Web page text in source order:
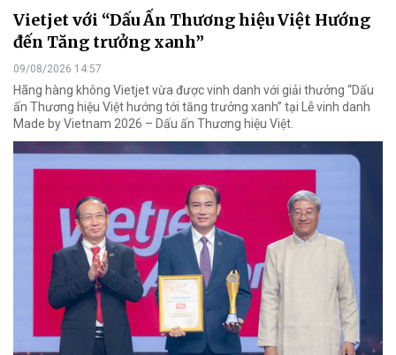
Vietjet với “Dấu Ấn Thương hiệu Việt Hướng
đến Tăng trưởng xanh”
09/08/2026 14:57
Hãng hàng không Vietjet vừa được vinh danh với giải thưởng “Dấu
ấn Thương hiệu Việt hướng tới tăng trưởng xanh” tại Lễ vinh danh
Made by Vietnam 2026 – Dấu ấn Thương hiệu Việt.